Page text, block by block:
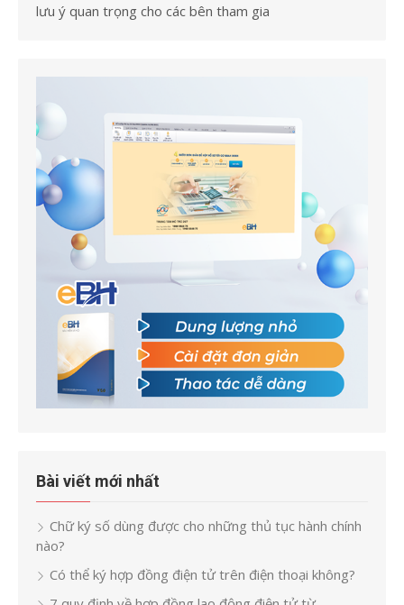
lưu ý quan trọng cho các bên tham gia
Bài viết mới nhất
Chữ ký số dùng được cho những thủ tục hành chính
nào?
Có thể ký hợp đồng điện tử trên điện thoại không?